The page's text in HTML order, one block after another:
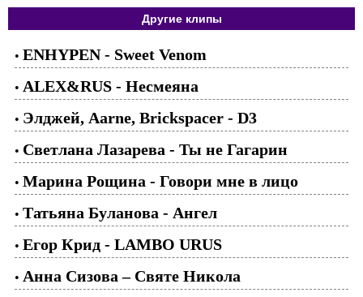
Другие клипы
• ENHYPEN - Sweet Venom
• ALEX&RUS - Несмеяна
• Элджей, Aarne, Brickspacer - D3
• Светлана Лазарева - Ты не Гагарин
• Марина Рощина - Говори мне в лицо
• Татьяна Буланова - Ангел
• Егор Крид - LAMBO URUS
• Анна Сизова – Святе Никола